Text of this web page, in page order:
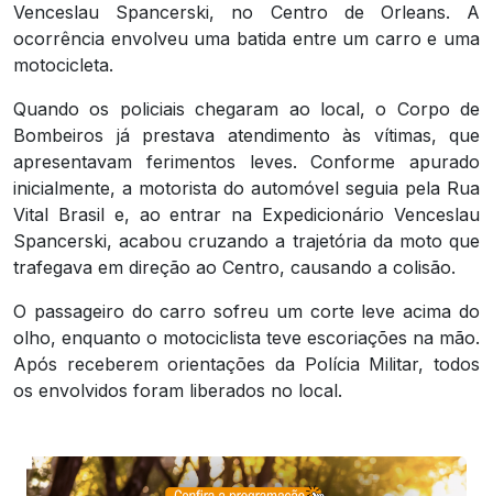
Venceslau Spancerski, no Centro de Orleans. A
ocorrência envolveu uma batida entre um carro e uma
motocicleta.
Quando os policiais chegaram ao local, o Corpo de
Bombeiros já prestava atendimento às vítimas, que
apresentavam ferimentos leves. Conforme apurado
inicialmente, a motorista do automóvel seguia pela Rua
Vital Brasil e, ao entrar na Expedicionário Venceslau
Spancerski, acabou cruzando a trajetória da moto que
trafegava em direção ao Centro, causando a colisão.
O passageiro do carro sofreu um corte leve acima do
olho, enquanto o motociclista teve escoriações na mão.
Após receberem orientações da Polícia Militar, todos
os envolvidos foram liberados no local.